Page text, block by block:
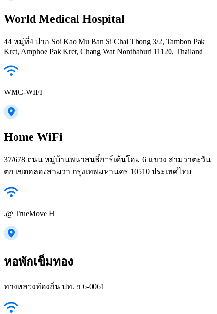
World Medical Hospital
44 หมู่ที่4 ปาก Soi Kao Mu Ban Si Chai Thong 3/2, Tambon Pak
Kret, Amphoe Pak Kret, Chang Wat Nonthaburi 11120, Thailand
WMC-WIFI
Home WiFi
37/678 ถนน หมู่บ้านพนาสนธิ์การ์เด้นโฮม 6 แขวง สามวาตะวัน
ตก เขตคลองสามวา กรุงเทพมหานคร 10510 ประเทศไทย
.@ TrueMove H
หอพักเข็มทอง
ทางหลวงท้องถิ่น ปท. ถ 6-0061